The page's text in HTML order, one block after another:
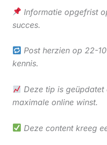
Informatie opgefrist
succes.
Post herzien op 22-
kennis.
Deze tip is
maximale online winst.
Deze content kreeg